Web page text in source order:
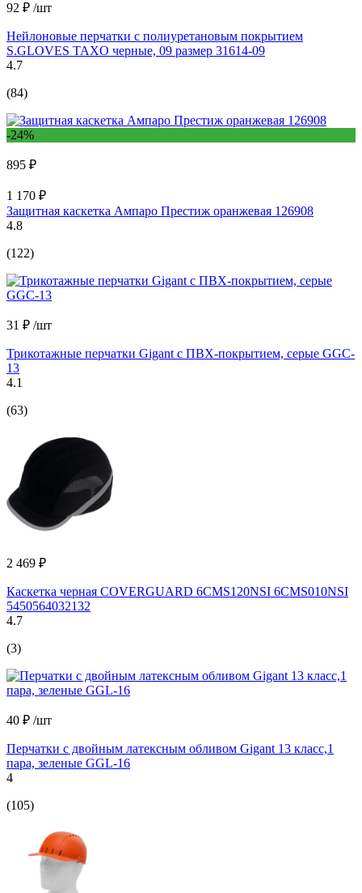
92 ₽ /шт
Нейлоновые перчатки с полиуретановым покрытием
S.GLOVES TAXO черные, 09 размер 31614-09
4.7
(84)
-24%
895 ₽
1 170 ₽
Защитная каскетка Ампаро Престиж оранжевая 126908
4.8
(122)
31 ₽ /шт
Трикотажные перчатки Gigant с ПВХ-покрытием, серые GGC-
13
4.1
(63)
2 469 ₽
Каскетка черная COVERGUARD 6CMS120NSI 6CMS010NSI
5450564032132
4.7
(3)
40 ₽ /шт
Перчатки с двойным латексным обливом Gigant 13 класс,1
пара, зеленые GGL-16
4
(105)